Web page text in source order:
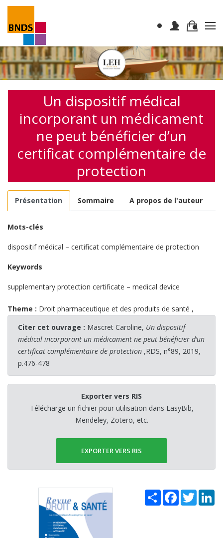
Un dispositif médical
incorporant un médicament
ne peut bénéficier d’un
certificat complémentaire de
protection
Présentation Sommaire A propos de l'auteur
Mots-clés
dispositif médical – certificat complémentaire de protection
Keywords
supplementary protection certificate – medical device
Theme : Droit pharmaceutique et des produits de santé ,
Citer cet ouvrage : Mascret Caroline, Un dispositif
médical incorporant un médicament ne peut bénéficier d’un
certificat complémentaire de protection ,RDS, n°89, 2019,
p.476-478
Exporter vers RIS
Télécharge un fichier pour utilisation dans EasyBib,
Mendeley, Zotero, etc.
EXPORTER VERS RIS
Share Facebook
Twitter